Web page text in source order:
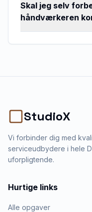
Skal jeg selv
håndværkeren
StudioX
Vi forbinder dig med
serviceudbydere i hele
uforpligtende.
Hurtige links
Alle opgaver